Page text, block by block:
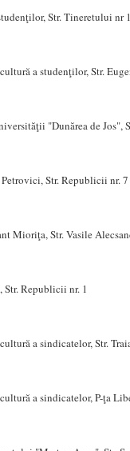
Str. Tineretului nr
a studenţilor, Str.
"Dunărea de Jos",
Str. Republicii nr. 7
Mioriţa, Str. Vasile
Str. Republicii nr. 1
a sindicatelor, Str.
a sindicatelor, P-ţa